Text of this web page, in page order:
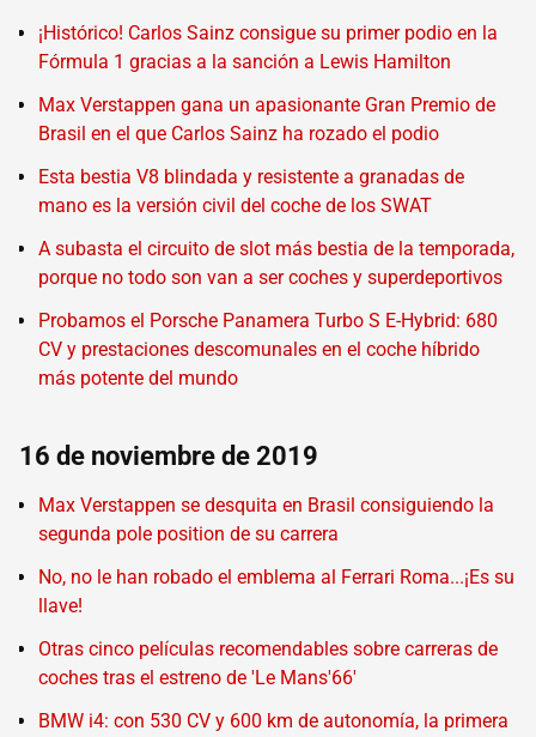
¡Histórico! Carlos Sainz consigue su primer podio en la
Fórmula 1 gracias a la sanción a Lewis Hamilton
Max Verstappen gana un apasionante Gran Premio de
Brasil en el que Carlos Sainz ha rozado el podio
Esta bestia V8 blindada y resistente a granadas de
mano es la versión civil del coche de los SWAT
A subasta el circuito de slot más bestia de la temporada,
porque no todo son van a ser coches y superdeportivos
Probamos el Porsche Panamera Turbo S E-Hybrid: 680
CV y prestaciones descomunales en el coche híbrido
más potente del mundo
16 de noviembre de 2019
Max Verstappen se desquita en Brasil consiguiendo la
segunda pole position de su carrera
No, no le han robado el emblema al Ferrari Roma...¡Es su
llave!
Otras cinco películas recomendables sobre carreras de
coches tras el estreno de 'Le Mans'66'
BMW i4: con 530 CV y 600 km de autonomía, la primera